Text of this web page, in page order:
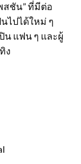
สชัน” ที่มีต่อ
ไปได้ใหม่ ๆ
น แฟน ๆ และผู้
ง